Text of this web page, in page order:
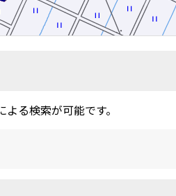
る検索が可能です。